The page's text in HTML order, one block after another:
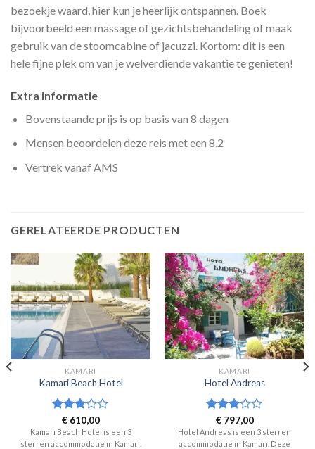
bezoekje waard, hier kun je heerlijk ontspannen. Boek
bijvoorbeeld een massage of gezichtsbehandeling of maak
gebruik van de stoomcabine of jacuzzi. Kortom: dit is een
hele fijne plek om van je welverdiende vakantie te genieten!
Extra informatie
Bovenstaande prijs is op basis van 8 dagen
Mensen beoordelen deze reis met een 8.2
Vertrek vanaf AMS
GERELATEERDE PRODUCTEN
KAMARI
Kamari Beach Hotel
Waardering
3uit 5
€610,00
Kamari Beach Hotel is een 3
sterren accommodatie in Kamari.
KAMARI
Hotel Andreas
Waardering
3uit 5
€797,00
Hotel Andreas is een 3 sterren
accommodatie in Kamari. Deze